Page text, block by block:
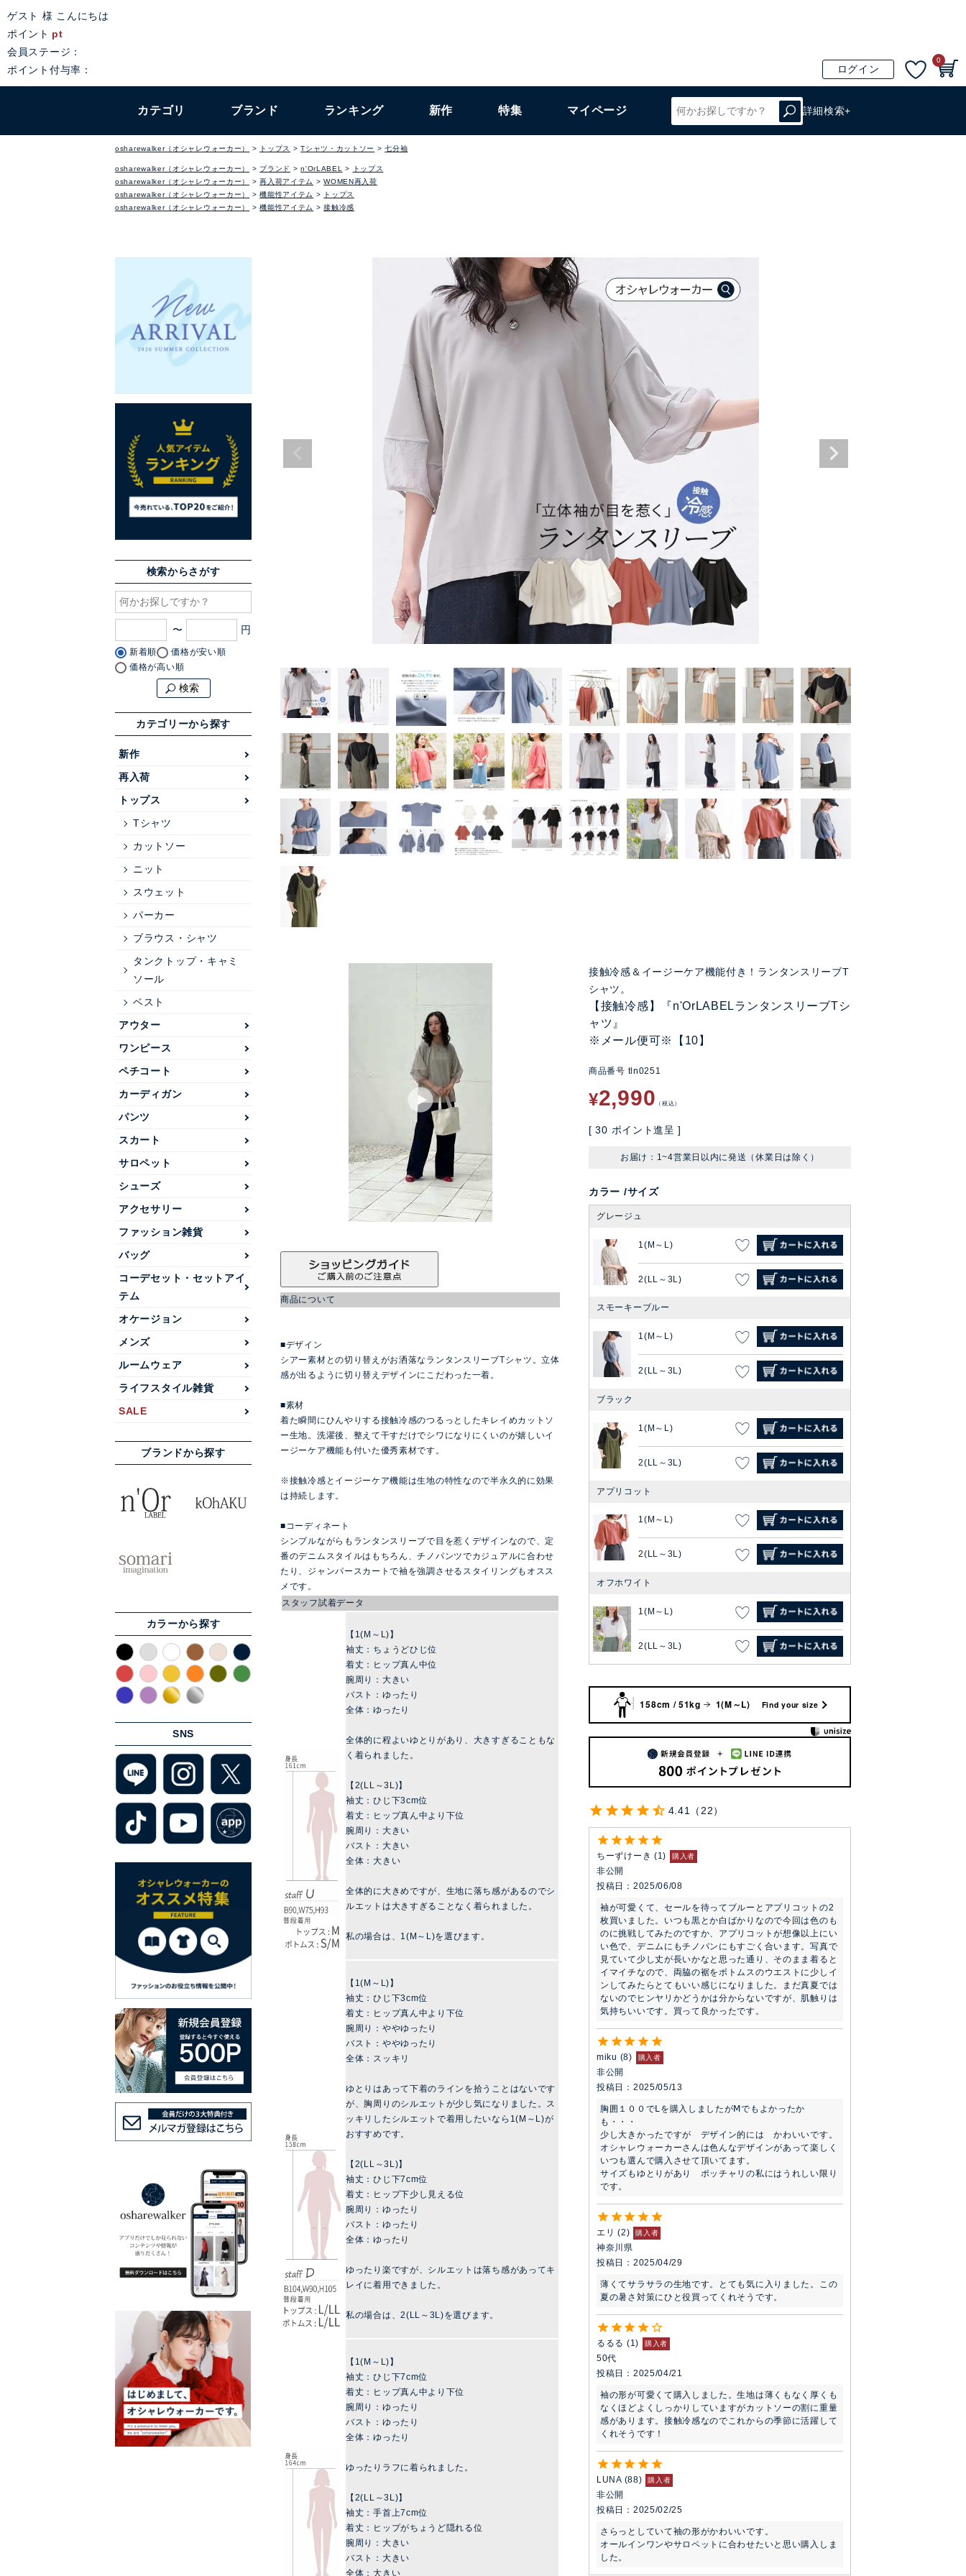
ゲスト 様 こんにちは
ポイント pt
会員ステージ：
ポイント付与率：
ログイン
0
カテゴリ ブランド ランキング 新作 特集 マイページ 詳細検索+
osharewalker（オシャレウォーカー） トップス Tシャツ・カットソー 七分袖
osharewalker（オシャレウォーカー） ブランド n'OrLABEL
トップス
osharewalker（オシャレウォーカー）
再入荷アイテム
WOMEN再入荷
osharewalker（オシャレウォーカー）
機能性アイテム
トップス
osharewalker（オシャレウォーカー）
機能性アイテム 接触冷感
検索からさがす
〜
新着順
価格が安い順
価格が高い順
検索
カテゴリーから探す
新作
再入荷
トップス
Tシャツ
カットソー
ニット
スウェット
パーカー
ブラウス・シャツ
タンクトップ・キャミ
ソール
ベスト
アウター
ワンピース
ペチコート
カーディガン
パンツ
スカート
サロペット
シューズ
アクセサリー
ファッション雑貨
バッグ
コーデセット・セットアイ
テム
オケージョン
メンズ
ルームウェア
ライフスタイル雑貨
SALE
ブランドから探す
カラーから探す
SNS
接触冷感＆イージーケア機能付き！ランタンスリーブT
シャツ。
【接触冷感】『n'OrLABELランタンスリーブTシ
ャツ』
※メール便可※【10】
商品番号 tln0251
¥2,990 税込
[ 30 ポイント進呈 ]
お届け：1~4営業日以内に発送（休業日は除く）
カラー サイズ
グレージュ
1(M～L)
2(LL～3L)
スモーキーブルー
1(M～L)
2(LL～3L)
ブラック
1(M～L)
2(LL～3L)
アプリコット
1(M～L)
2(LL～3L)
オフホワイト
1(M～L)
2(LL～3L)
158cm / 51kg 1(M～L) Find your size
4.41 22
ちーずけーき 1 購入者
非公開
投稿日
2025/06/08
袖が可愛くて、セールを待ってブルーとアプリコットの2
枚買いました。いつも黒とか白ばかりなので今回は色のも
のに挑戦してみたのですか、アプリコットが想像以上にい
い色で、デニムにもチノパンにもすごく合います。写真で
見ていて少し丈が長いかなと思った通り、そのまま着ると
イマイチなので、両脇の裾をボトムスのウエストに少しイ
ンしてみたらとてもいい感じになりました。まだ真夏では
ないのでヒンヤリかどうかは分からないですが、肌触りは
気持ちいいです。買って良かったです。
miku 8 購入者
非公開
投稿日
2025/05/13
胸囲１００でⅬを購入しましたがⅯでもよかったか
も・・・
少し大きかったですが　デザイン的には　かわいいです。
オシャレウォーカーさんは色んなデザインがあって楽しく
いつも選んで購入させて頂いてます。
サイズもゆとりがあり　ポッチャリの私にはうれしい限り
エリ 2 購入者
神奈川県
投稿日
2025/04/29
薄くてサラサラの生地です。とても気に入りました。この
夏の暑さ対策にひと役買ってくれそうです。
るるる 1 購入者
50代
投稿日
2025/04/21
袖の形が可愛くて購入しました。生地は薄くもなく厚くも
なくほどよくしっかりしていますがカットソーの割に重量
感があります。接触冷感なのでこれからの季節に活躍して
くれそうです！
LUNA 88 購入者
非公開
投稿日
2025/02/25
さらっとしていて袖の形がかわいいです。
オールインワンやサロペットに合わせたいと思い購入しま
した。
商品について
■デザイン
シアー素材との切り替えがお洒落なランタンスリーブTシャツ。立体
感が出るように切り替えデザインにこだわった一着。
■素材
着た瞬間にひんやりする接触冷感のつるっとしたキレイめカットソ
ー生地。洗濯後、整えて干すだけでシワになりにくいのが嬉しいイ
ージーケア機能も付いた優秀素材です。
※接触冷感とイージーケア機能は生地の特性なので半永久的に効果
は持続します。
■コーディネート
シンプルながらもランタンスリーブで目を惹くデザインなので、定
番のデニムスタイルはもちろん、チノパンツでカジュアルに合わせ
たり、ジャンパースカートで袖を強調させるスタイリングもオスス
メです。
スタッフ試着データ
【1(M～L)】
袖丈：ちょうどひじ位
着丈：ヒップ真ん中位
腕周り：大きい
バスト：ゆったり
全体：ゆったり
全体的に程よいゆとりがあり、大きすぎることもな
く着られました。
【2(LL～3L)】
袖丈：ひじ下3cm位
着丈：ヒップ真ん中より下位
腕周り：大きい
バスト：大きい
全体：大きい
全体的に大きめですが、生地に落ち感があるのでシ
ルエットは大きすぎることなく着られました。
私の場合は、1(M～L)を選びます。
【1(M～L)】
袖丈：ひじ下3cm位
着丈：ヒップ真ん中より下位
腕周り：ややゆったり
バスト：ややゆったり
全体：スッキリ
ゆとりはあって下着のラインを拾うことはないです
が、胸周りのシルエットが少し気になりました。ス
ッキリしたシルエットで着用したいなら1(M～L)が
おすすめです。
【2(LL～3L)】
袖丈：ひじ下7cm位
着丈：ヒップ下少し見える位
腕周り：ゆったり
バスト：ゆったり
全体：ゆったり
ゆったり楽ですが、シルエットは落ち感があってキ
レイに着用できました。
私の場合は、2(LL～3L)を選びます。
【1(M～L)】
袖丈：ひじ下7cm位
着丈：ヒップ真ん中より下位
腕周り：ゆったり
バスト：ゆったり
全体：ゆったり
ゆったりラフに着られました。
【2(LL～3L)】
袖丈：手首上7cm位
着丈：ヒップがちょうど隠れる位
腕周り：大きい
バスト：大きい
全体：大きい